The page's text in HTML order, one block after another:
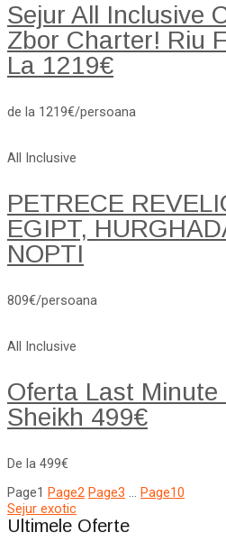
Sejur All Inclusive
Zbor Charter! Riu
La 1219€
de la 1219€/persoana
All Inclusive
PETRECE
EGIPT,
NOPTI
809€/persoana
All Inclusive
Oferta Last Minute
Sheikh 499€
De la 499€
Page1 Page2 Page3 … Page10
Sejur exotic
Ultimele Oferte